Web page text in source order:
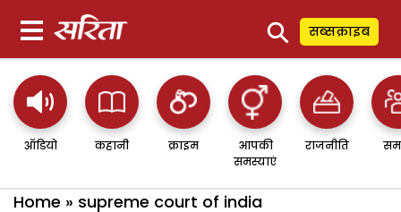
⚲ सब्सक्राइब
ऑडियो कहानी क्राइम
आपकी
समस्याएं
राजनीति
Home » supreme court of india